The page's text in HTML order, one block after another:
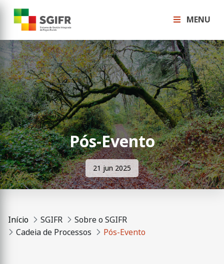
MENU
Pós-Evento
21 jun 2025
Início SGIFR
Sobre o SGIFR
Cadeia de Processos
Pós-Evento